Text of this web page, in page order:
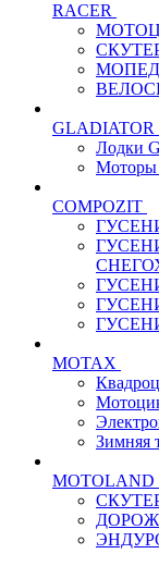
RACER
GLADIATOR
Лодки
Моторы
COMPOZIT
MOTAX
Зимняя
MOTOLAND